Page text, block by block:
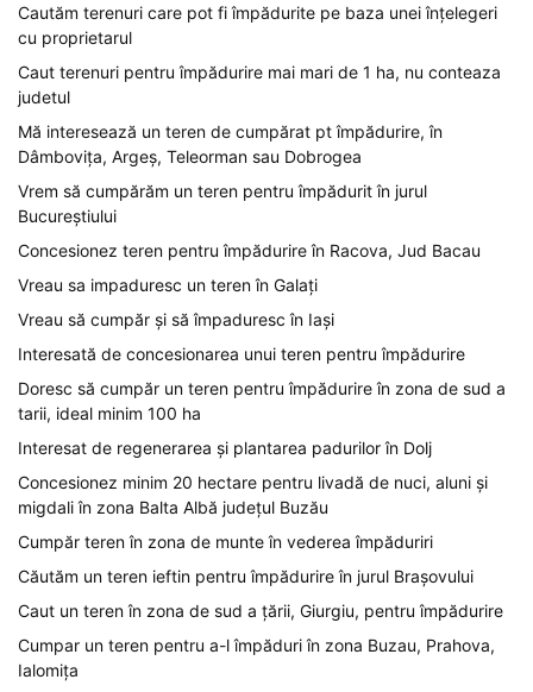
Cautăm terenuri care pot fi împădurite pe baza unei înțelegeri
cu proprietarul
Caut terenuri pentru împădurire mai mari de 1 ha, nu conteaza
judetul
Mă interesează un teren de cumpărat pt împădurire, în
Dâmbovița, Argeș, Teleorman sau Dobrogea
Vrem să cumpărăm un teren pentru împădurit în jurul
Bucureștiului
Concesionez teren pentru împădurire în Racova, Jud Bacau
Vreau sa impaduresc un teren în Galați
Vreau să cumpăr și să împaduresc în Iași
Interesată de concesionarea unui teren pentru împădurire
Doresc să cumpăr un teren pentru împădurire în zona de sud a
tarii, ideal minim 100 ha
Interesat de regenerarea și plantarea padurilor în Dolj
Concesionez minim 20 hectare pentru livadă de nuci, aluni și
migdali în zona Balta Albă județul Buzău
Cumpăr teren în zona de munte în vederea împăduriri
Căutăm un teren ieftin pentru împădurire în jurul Brașovului
Caut un teren în zona de sud a țării, Giurgiu, pentru împădurire
Cumpar un teren pentru a-l împăduri în zona Buzau, Prahova,
Ialomița